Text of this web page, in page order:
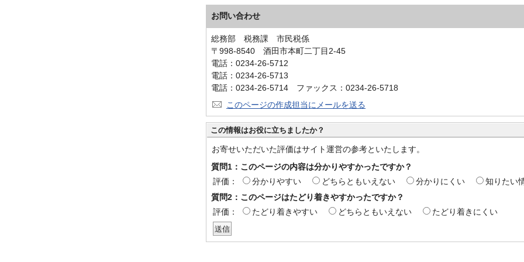
お問い合わせ
総務部 税務課 市民税係
〒998-8540 酒田市本町二丁目2-45
電話：0234-26-5712
電話：0234-26-5713
電話：0234-26-5714 ファックス：0234-26-5718
このページの作成担当にメールを送る
この情報はお役に立ちましたか？
お寄せいただいた評価はサイト運営の参考といたします。
質問1：このページの内容は分かりやすかったですか？
評価：
分かりやすい どちらともいえない 分かりにくい
知りたい
質問2：このページはたどり着きやすかったですか？
評価：
たどり着きやすい どちらともいえない たどり着きにくい